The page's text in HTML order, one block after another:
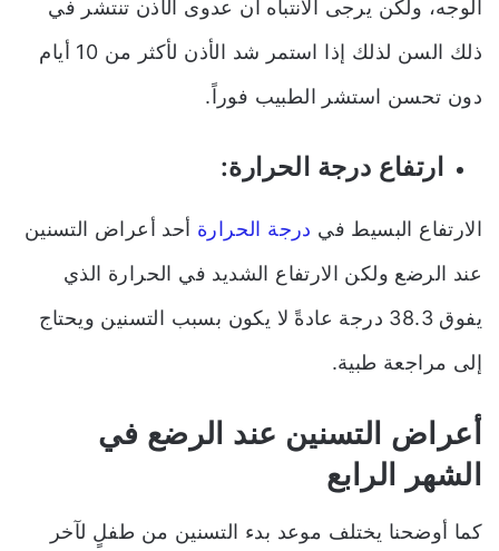
الوجه، ولكن يرجى الانتباه أن عدوى الأذن تنتشر في
ذلك السن لذلك إذا استمر شد الأذن لأكثر من 10 أيام
دون تحسن استشر الطبيب فوراً.
ارتفاع درجة الحرارة:
الارتفاع البسيط في درجة الحرارة أحد أعراض التسنين
عند الرضع ولكن الارتفاع الشديد في الحرارة الذي
يفوق 38.3 درجة عادةً لا يكون بسبب التسنين ويحتاج
إلى مراجعة طبية.
أعراض التسنين عند الرضع في
الشهر الرابع
كما أوضحنا يختلف موعد بدء التسنين من طفلٍ لآخر